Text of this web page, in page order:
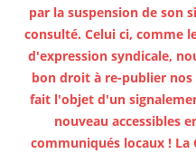
par la suspension de son
consulté. Celui ci, comme
d'expression syndicale,
bon droit à re-publier
fait l'objet d'un
nouveau accessibles
communiqués locaux ! La